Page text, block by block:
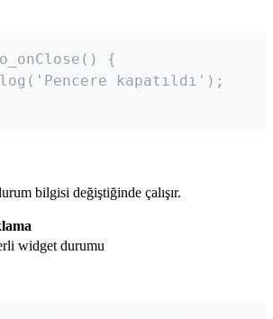
{
kapatıldı');
bilgisi değiştiğinde çalışır.
widget durumu